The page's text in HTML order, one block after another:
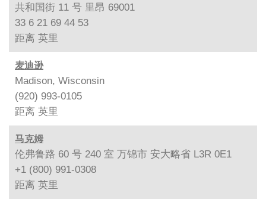
共和国街 11 号 里昂 69001
33 6 21 69 44 53
距离 英里
麦迪逊
Madison, Wisconsin
(920) 993-0105
距离 英里
马克姆
伦弗鲁路 60 号 240 室 万锦市 安大略省 L3R 0E1
+1 (800) 991-0308
距离 英里